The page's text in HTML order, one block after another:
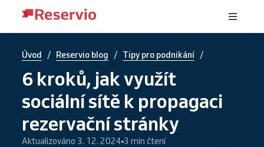
Úvod / Reservio blog / Tipy pro podnikání /
6 kroků, jak využít
sociální sítě k propagaci
rezervační stránky
Aktualizováno 3. 12. 2024 3 min čtení